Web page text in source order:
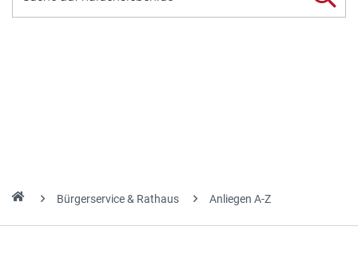
Bürgerservice & Rathaus Anliegen A-Z